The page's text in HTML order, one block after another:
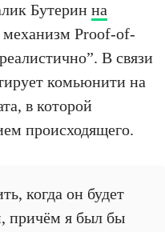
Бутерин на
механизм Proof-of-
В связи
комьюнити на
в которой
происходящего.
когда он будет
причём я был бы